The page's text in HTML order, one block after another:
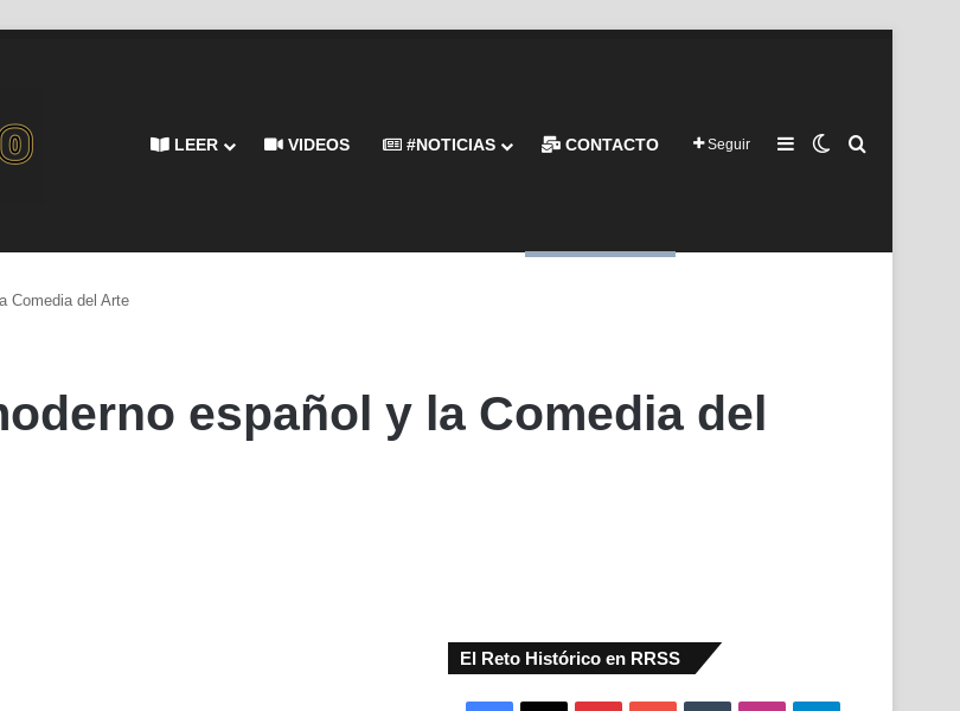
LEER VIDEOS #NOTICIAS CONTACTO Seguir Barra lateral
Switch skin
Comedia del Arte
español y la Comedia del
El Reto Histórico en RRSS